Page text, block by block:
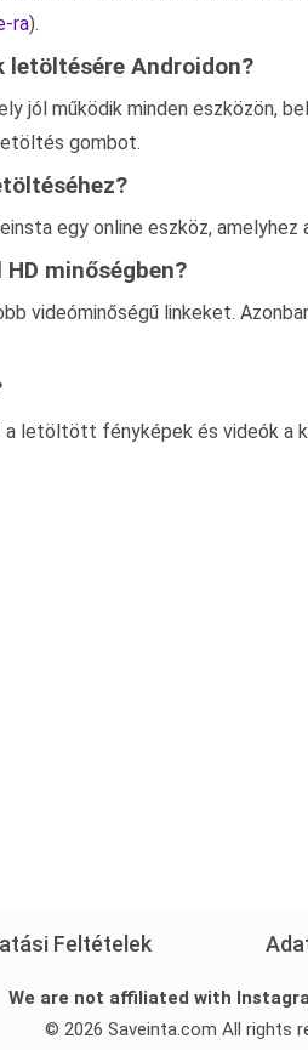
ra).
letöltésére Androidon?
jól működik minden eszközön,
gombot.
egy online eszköz,
minőségben?
videóminőségű linkeket.
letöltött fényképek és videók a
Feltételek
We are not affiliated with
© 2026 Saveinta.com All rights